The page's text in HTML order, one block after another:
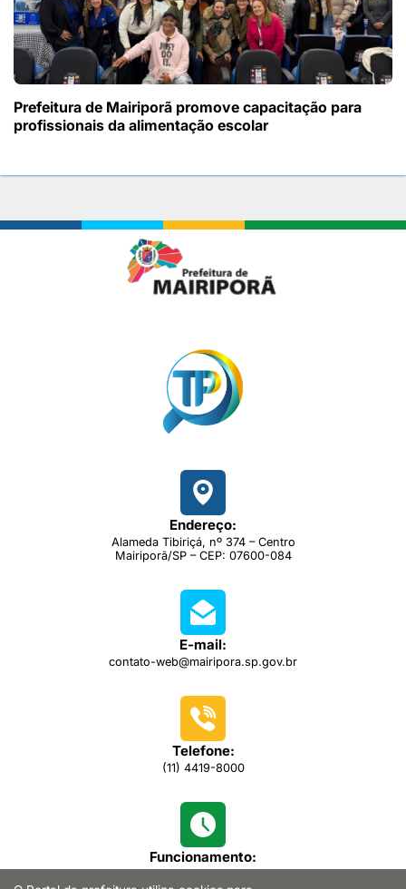
Prefeitura de Mairiporã promove capacitação para
profissionais da alimentação escolar
Endereço:
Alameda Tibiriçá, nº 374 – Centro
Mairiporã/SP – CEP: 07600-084
E-mail:
contato-web@mairipora.sp.gov.br
Telefone:
(11) 4419-8000
Funcionamento: